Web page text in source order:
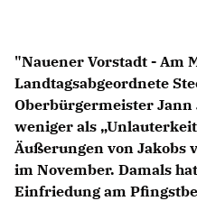
CDU
CDU Fraktion im
CDU
"Nauener Vorstadt - Am
Landtagsabgeordnete
Oberbürgermeister Jann
weniger als
Äußerungen von Jakobs
im November. Damals
Einfriedung am